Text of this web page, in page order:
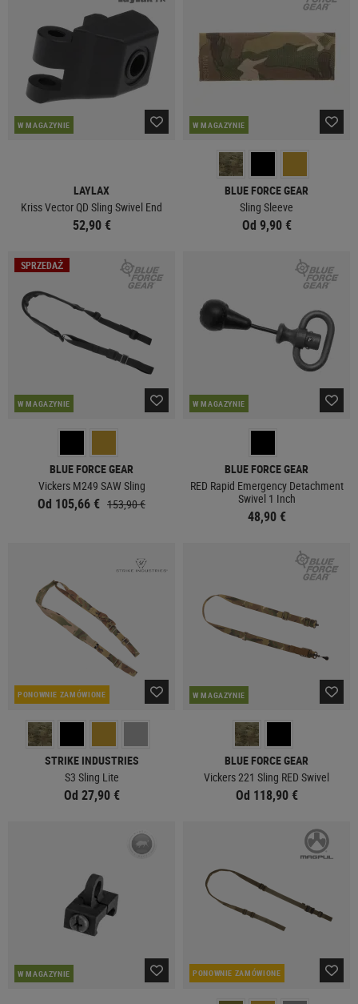
W MAGAZYNIE
LAYLAX
Kriss Vector QD Sling Swivel End
52,90 €
W MAGAZYNIE
BLUE FORCE GEAR
Sling Sleeve
Od 9,90 €
SPRZEDAŻ
W MAGAZYNIE
BLUE FORCE GEAR
Vickers M249 SAW Sling
Od 105,66 € 153,90 €
W MAGAZYNIE
BLUE FORCE GEAR
RED Rapid Emergency Detachment
Swivel 1 Inch
48,90 €
PONOWNIE ZAMÓWIONE
STRIKE INDUSTRIES
S3 Sling Lite
Od 27,90 €
W MAGAZYNIE
BLUE FORCE GEAR
Vickers 221 Sling RED Swivel
Od 118,90 €
W MAGAZYNIE PONOWNIE ZAMÓWIONE